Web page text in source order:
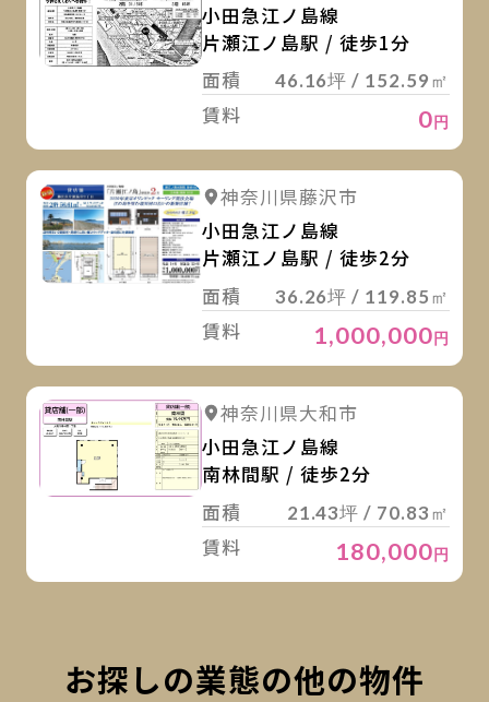
小田急江ノ島線
片瀬江ノ島駅 / 徒歩1分
面積
46.16坪 / 152.59㎡
賃料 0円
詳細を見る
神奈川県藤沢市
小田急江ノ島線
片瀬江ノ島駅 / 徒歩2分
面積
36.26坪 / 119.85㎡
賃料 1,000,000円
詳細を見る
神奈川県大和市
小田急江ノ島線
南林間駅 / 徒歩2分
面積
21.43坪 / 70.83㎡
賃料 180,000円
お探しの業態の他の物件